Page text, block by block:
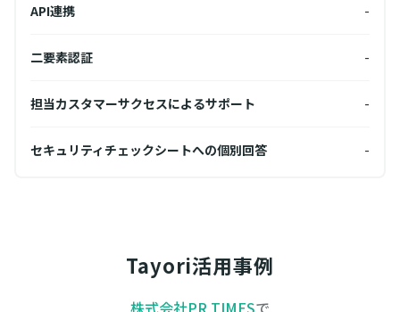
API連携 -
二要素認証 -
担当カスタマーサクセスによるサポート -
セキュリティチェックシートへの個別回答 -
Tayori活用事例
株式会社PR TIMESで